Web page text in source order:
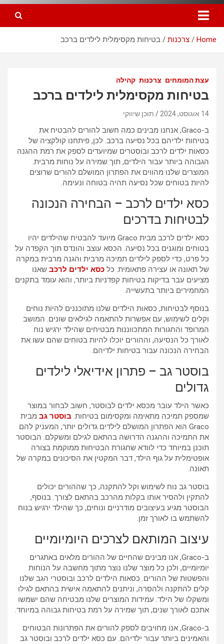
Home צרכנות בטיחות מקסימלית לילדים ברכב
עצת המומחים צרכנות קהילה
בטיחות מקסימלית לילדים ברכב
14 אוגוסט, 2024 תוכן שיווקי
ב-Graco, אנחנו מבינים כמה חשוב להורים להבטיח את
בטיחות ילדיהם בכל נסיעה ברכב. לכן, פיתחנו קולקציה של
כסאות ילדים לרכב ובוסטרים שמיועדים לספק את רמת ההגנה
הגבוהה ביותר עבור הילדים, תוך שמירה על נוחות מרבית.
המוצרים שלנו מהווים את הפתרון המושלם להורים שרוצים
להיות בטוחים שכל נסיעה תהיה בטוחה ונעימה.
כסא ילדים לרכב – הבחירה הנכונה
לבטיחות בדרכים
כסא ילדים לרכב מבית Graco מיועד להבטיח שהילדים יהיו
בטוחים ומוגנים בכל נסיעה. הכסא עוצב והונדס תוך הקפדה על
כל פרט, כדי לספק לילדים תמיכה מרבית והגנה מרבית במקרה
של תאונה או עצירה פתאומית. כל כסא ילדים לרכב שאנו
מציעים עבר בדיקות בטיחות קפדניות ביותר, והוא עומד בתקנים
המחמירים ביותר בתעשייה.
בנוסף לבטיחות, כסאות הילדים שלנו מתוכננים להיות נוחים
וקלים לשימוש, עם אפשרות להתאמה לגילאים שונים. המושב
המרופד והחגורות המתכווננות מבטיחים שהילד ירגיש נוח
לאורך כל הנסיעה, וההורים יוכלו להיות בטוחים שהם עשו את
הבחירה הנכונה עבור בטיחות ילדיהם.
בוסטר גב – פתרון אידיאלי לילדים
גדולים
כאשר הילד עובר מכסא ילדים לבוסטר, חשוב לבחור במוצר
שמספק תמיכה מתאימה ומקסימום בטיחות. בוסטר גב מבית
Graco הוא הפתרון המושלם לילדים גדולים יותר, המעניק להם
את התמיכה וההגנה הדרושה בהתאם לגילם ומשקלם. הבוסטר
תוכנן במיוחד כדי לוודא שחגורת הבטיחות ממוקמת בצורה
אופטימלית על גוף הילד, דבר המקטין את הסיכונים במקרה של
תאונה.
בוסטר גב נוח לשימוש וקל להתקנה, כך שההורים יכולים
להתקין ולהסיר אותו בקלות מהרכב בהתאם לצורך. בנוסף,
הבוסטר מגיע בעיצובים מודרניים ונוחים, כך שהילד ירגיש בנוח
להשתמש בו לאורך זמן.
עיצוב המותאם לצרכים היומיומיים
ב-Graco, אנו מבינים שהחיים של ההורים מלאים באתגרים
יומיומיים, ולכן כל מוצר שלנו נוצר מתוך מחשבה על הנוחות
והפשטות של ההורים. כסאות הילדים לרכב ובוסטרי הגב שלנו
קלים להתקנה ולהסרה, וניתנים להתאמה אישית בהתאם לגילו
ומשקלו של הילד. עמידות המוצרים שלנו מבטיחה שהם ישמשו
אתכם לאורך שנים, תוך שמירה על רמת בטיחות גבוהה במיוחד.
ב-Graco, אנו מחויבים לספק להורים את הפתרונות הבטוחים
והאמינים ביותר עבור ילדיהם. עם כסא ילדים לרכב ובוסטר גב